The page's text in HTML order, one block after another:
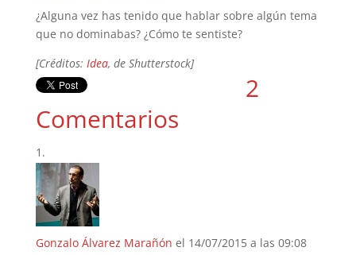
¿Alguna vez has tenido que hablar sobre algún tema
que no dominabas? ¿Cómo te sentiste?
[Créditos: Idea, de Shutterstock]
2
Comentarios
Gonzalo Álvarez Marañón el 14/07/2015 a las 09:08